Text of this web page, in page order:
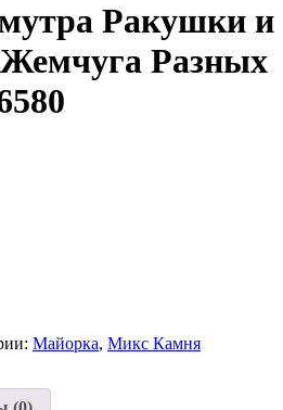
Ракушки и
Разных
Майорка, Микс Камня